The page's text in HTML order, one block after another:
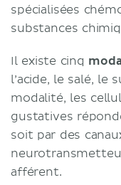
spécialisées
substances
Il existe cinq
l’acide, le salé, le
modalité, les
gustatives
soit par des
afférent.